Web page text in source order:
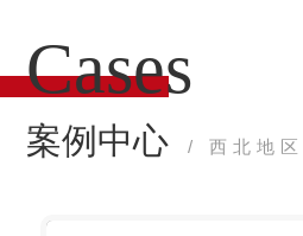
Cases
案例中心 / 西北地区